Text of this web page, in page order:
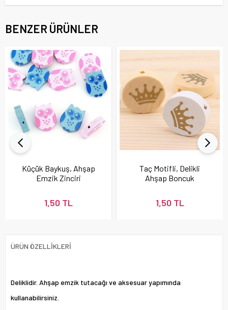
BENZER ÜRÜNLER
Küçük Baykuş, Ahşap
Emzik Zinciri
1,50 TL
Taç Motifli, Delikli
Ahşap Boncuk
1,50 TL
ÜRÜN ÖZELLIKLERI
Deliklidir. Ahşap emzik tutacağı ve aksesuar yapımında
kullanabilirsiniz.